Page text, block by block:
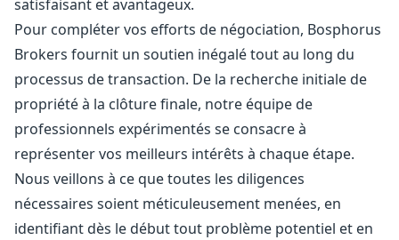
satisfaisant et avantageux.
Pour compléter vos efforts de négociation, Bosphorus
Brokers fournit un soutien inégalé tout au long du
processus de transaction. De la recherche initiale de
propriété à la clôture finale, notre équipe de
professionnels expérimentés se consacre à
représenter vos meilleurs intérêts à chaque étape.
Nous veillons à ce que toutes les diligences
nécessaires soient méticuleusement menées, en
identifiant dès le début tout problème potentiel et en